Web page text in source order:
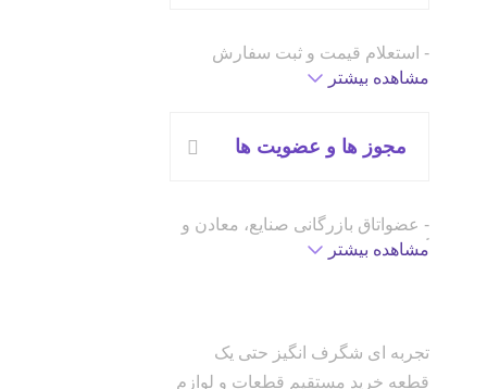
تجربه ای شگرف انگیز حتی یک
قطعه خرید مستقیم قطعات و لوازم
مجوز ها و عضویت ها
- عضواتاق بازرگانی صنایع، معادن و
کشاورزی تهران
- پذیرفته شده در شرکت های
نوآفرین سازمان فناوری اطلاعات
مشاهده بیشتر
- استعلام قیمت و ثبت سفارش
- پیگیری سفارش
- استعلام قیمت و ثبت سفارش
مشاهده بیشتر